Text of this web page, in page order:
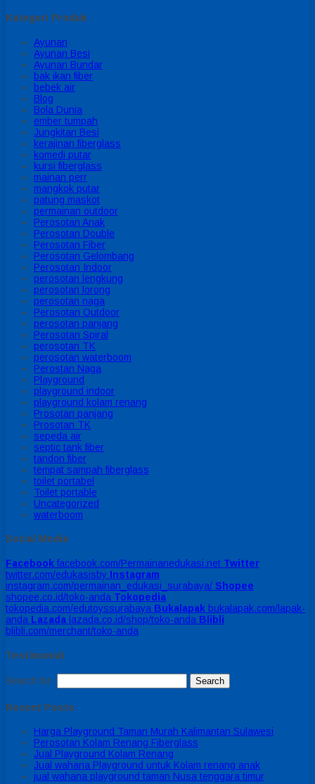
Kategori Produk
Ayunan
Ayunan Besi
Ayunan Bundar
bak ikan fiber
bebek air
Blog
Bola Dunia
ember tumpah
Jungkitan Besi
kerajinan fiberglass
komedi putar
kursi fiberglass
mainan perr
mangkok putar
patung maskot
permainan outdoor
Perosotan Anak
Perosotan Double
Perosotan Fiber
Perosotan Gelombang
Perosotan Indoor
perosotan lengkung
perosotan lorong
perosotan naga
Perosotan Outdoor
perosotan panjang
Perosotan Spiral
perosotan TK
perosotan waterboom
Perostan Naga
Playground
playground indoor
playground kolam renang
Prosotan panjang
Prosotan TK
sepeda air
septic tank fiber
tandon fiber
tempat sampah fiberglass
toilet portabel
Toilet portable
Uncategorized
waterboom
Social Media
Facebook facebook.com/Permainanedukasi.net Twitter
twitter.com/edukasisby Instagram
instagram.com/permainan_edukasi_surabaya/ Shopee
shopee.co.id/toko-anda Tokopedia
tokopedia.com/edutoyssurabaya Bukalapak bukalapak.com/lapak-
anda Lazada lazada.co.id/shop/toko-anda Blibli
blibli.com/merchant/toko-anda
Testimonial
Search for:
Recent Posts
Harga Playground Taman Murah Kalimantan Sulawesi
Perosotan Kolam Renang Fiberglass
Jual Playground Kolam Renang
Jual wahana Playground untuk Kolam renang anak
jual wahana playground taman Nusa tenggara timur